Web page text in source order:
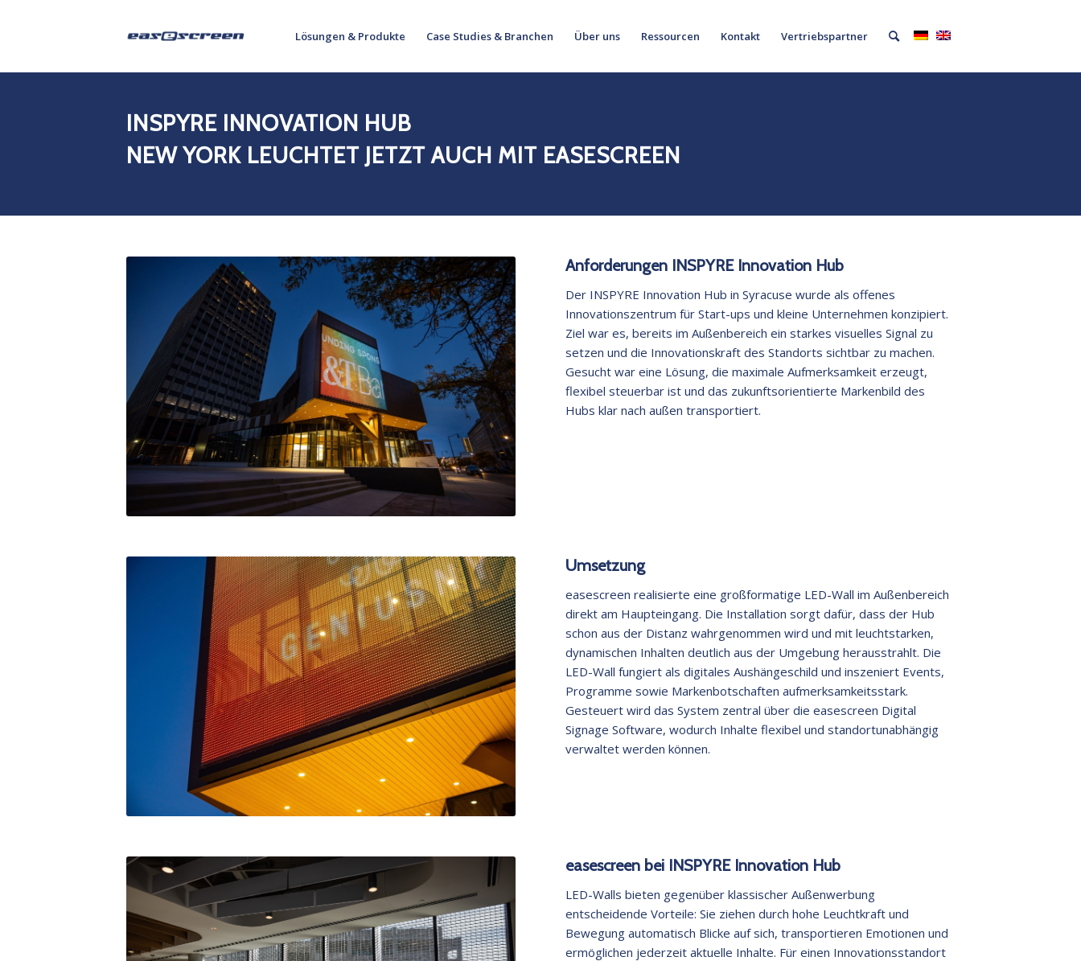
Lösungen & Produkte Case Studies & Branchen Über uns Ressourcen Kontakt Vertriebspartner
INSPYRE INNOVATION HUB
NEW YORK LEUCHTET JETZT AUCH MIT EASESCREEN
Anforderungen INSPYRE Innovation Hub
Der INSPYRE Innovation Hub in Syracuse wurde als offenes
Innovationszentrum für Start-ups und kleine Unternehmen konzipiert.
Ziel war es, bereits im Außenbereich ein starkes visuelles Signal zu
setzen und die Innovationskraft des Standorts sichtbar zu machen.
Gesucht war eine Lösung, die maximale Aufmerksamkeit erzeugt,
flexibel steuerbar ist und das zukunftsorientierte Markenbild des
Hubs klar nach außen transportiert.
Umsetzung
easescreen realisierte eine großformatige LED-Wall im Außenbereich
direkt am Haupteingang. Die Installation sorgt dafür, dass der Hub
schon aus der Distanz wahrgenommen wird und mit leuchtstarken,
dynamischen Inhalten deutlich aus der Umgebung herausstrahlt. Die
LED-Wall fungiert als digitales Aushängeschild und inszeniert Events,
Programme sowie Markenbotschaften aufmerksamkeitsstark.
Gesteuert wird das System zentral über die easescreen Digital
Signage Software, wodurch Inhalte flexibel und standortunabhängig
verwaltet werden können.
easescreen bei INSPYRE Innovation Hub
LED-Walls bieten gegenüber klassischer Außenwerbung
entscheidende Vorteile: Sie ziehen durch hohe Leuchtkraft und
Bewegung automatisch Blicke auf sich, transportieren Emotionen und
ermöglichen jederzeit aktuelle Inhalte. Für einen Innovationsstandort